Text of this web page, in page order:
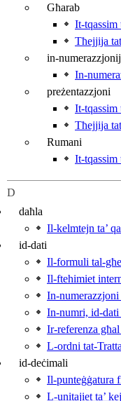
Għarab
It-tqassim
Tħejjija
in-
In-
preżentazzjoni
It-tqassim
Tħejjija
Rumani
It-tqassim
D
daħla
Il-kelmtejn ta’
id-dati
Il-formuli tal-
Il-ftehimiet
In-numerazzjoni
In-numri, id‑dati
Ir-referenza
L-ordni
id-deċimali
Il-punteġġatura
L-unitajiet ta’